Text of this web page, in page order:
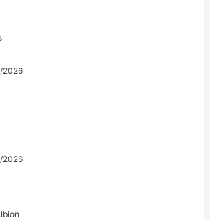
2026
2026